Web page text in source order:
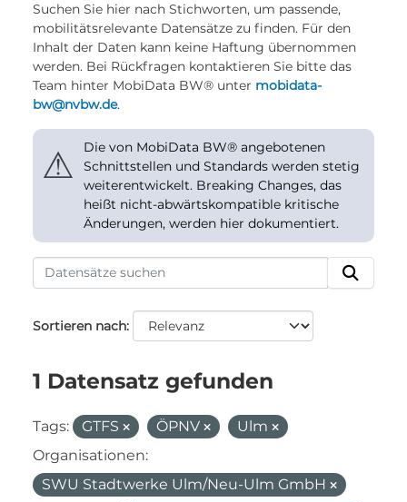
Suchen Sie hier nach Stichworten, um passende,
mobilitätsrelevante Datensätze zu finden. Für den
Inhalt der Daten kann keine Haftung übernommen
werden. Bei Rückfragen kontaktieren Sie bitte das
Team hinter MobiData BW® unter mobidata-
bw@nvbw.de.
⚠
Die von MobiData BW® angebotenen
Schnittstellen und Standards werden stetig
weiterentwickelt. Breaking Changes, das
heißt nicht-abwärtskompatible kritische
Änderungen, werden hier dokumentiert.
Sortieren nach
1 Datensatz gefunden
Tags: GTFS ÖPNV
Ulm
Organisationen:
SWU Stadtwerke Ulm/Neu-Ulm GmbH